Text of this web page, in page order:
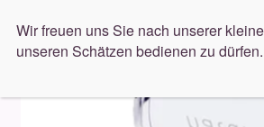
Accessoires
Wir freuen uns Sie nach unserer
unseren Schätzen bedienen zu dürfen.